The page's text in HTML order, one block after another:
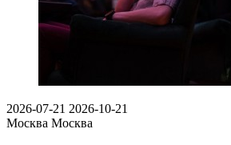
2026-07-21 2026-10-21
Москва Москва